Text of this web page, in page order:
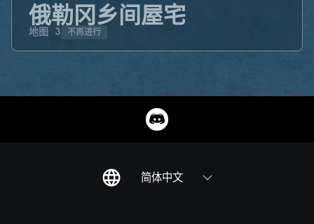
俄勒冈乡间屋宅
地图 3 不再进行
简体中文